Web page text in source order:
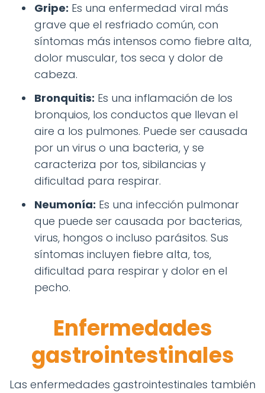
Gripe: Es una enfermedad viral más
grave que el resfriado común, con
síntomas más intensos como fiebre alta,
dolor muscular, tos seca y dolor de
cabeza.
Bronquitis: Es una inflamación de los
bronquios, los conductos que llevan el
aire a los pulmones. Puede ser causada
por un virus o una bacteria, y se
caracteriza por tos, sibilancias y
dificultad para respirar.
Neumonía: Es una infección pulmonar
que puede ser causada por bacterias,
virus, hongos o incluso parásitos. Sus
síntomas incluyen fiebre alta, tos,
dificultad para respirar y dolor en el
pecho.
Enfermedades
gastrointestinales
Las enfermedades gastrointestinales también